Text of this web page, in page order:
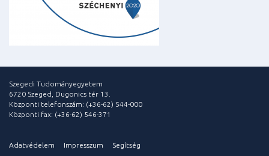
Szegedi Tudományegyetem
6720 Szeged, Dugonics tér 13.
Központi telefonszám: (+36-62) 544-000
Központi fax: (+36-62) 546-371
Adatvédelem Impresszum Segítség